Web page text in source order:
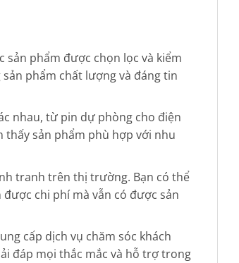
sản phẩm được chọn lọc và kiểm
phẩm chất lượng và đáng tin
nhau, từ pin dự phòng cho điện
sản phẩm phù hợp với nhu
tranh trên thị trường. Bạn có thể
chi phí mà vẫn có được sản
cấp dịch vụ chăm sóc khách
đáp mọi thắc mắc và hỗ trợ trong